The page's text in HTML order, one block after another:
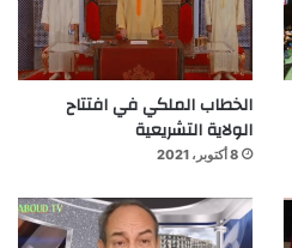
الخطاب الملكي في افتتاح
الولاية التشريعية
8 أكتوبر، 2021